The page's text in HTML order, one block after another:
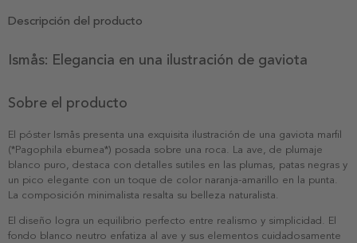
Descripción del producto
Ismås: Elegancia en una ilustración de gaviota
Sobre el producto
El póster Ismås presenta una exquisita ilustración de una gaviota marfil
(*Pagophila eburnea*) posada sobre una roca. La ave, de plumaje
blanco puro, destaca con detalles sutiles en las plumas, patas negras y
un pico elegante con un toque de color naranja-amarillo en la punta.
La composición minimalista resalta su belleza naturalista.
El diseño logra un equilibrio perfecto entre realismo y simplicidad. El
fondo blanco neutro enfatiza al ave y sus elementos cuidadosamente